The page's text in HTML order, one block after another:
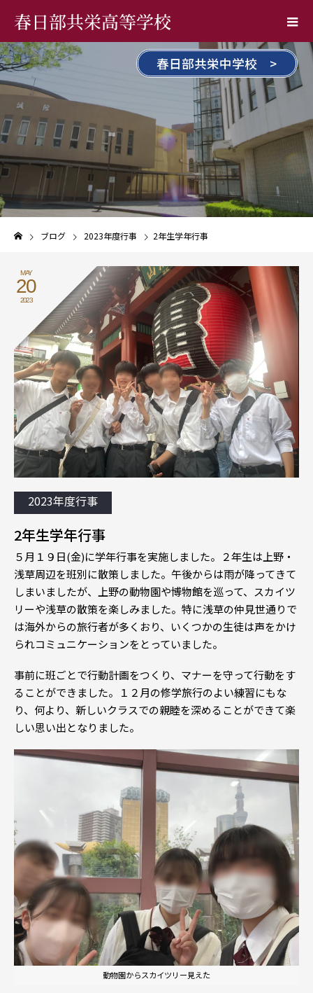
春日部共栄高等学校
春日部共栄中学校 >
ブログ 2023年度行事 2年生学年行事
MAY
20
2023
2023年度行事
2年生学年行事
５月１９日(金)に学年行事を実施しました。２年生は上野・
浅草周辺を班別に散策しました。午後からは雨が降ってきて
しまいましたが、上野の動物園や博物館を巡って、スカイツ
リーや浅草の散策を楽しみました。特に浅草の仲見世通りで
は海外からの旅行者が多くおり、いくつかの生徒は声をかけ
られコミュニケーションをとっていました。
事前に班ごとで行動計画をつくり、マナーを守って行動をす
ることができました。１２月の修学旅行のよい練習にもな
り、何より、新しいクラスでの親睦を深めることができて楽
しい思い出となりました。
動物園からスカイツリー見えた